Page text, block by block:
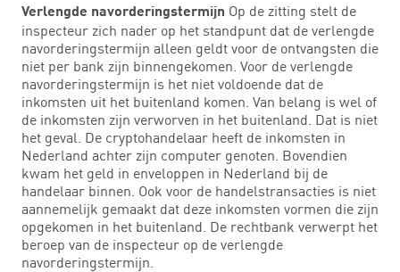
Verlengde navorderingstermijn Op de zitting stelt de
inspecteur zich nader op het standpunt dat de verlengde
navorderingstermijn alleen geldt voor de ontvangsten die
niet per bank zijn binnengekomen. Voor de verlengde
navorderingstermijn is het niet voldoende dat de
inkomsten uit het buitenland komen. Van belang is wel of
de inkomsten zijn verworven in het buitenland. Dat is niet
het geval. De cryptohandelaar heeft de inkomsten in
Nederland achter zijn computer genoten. Bovendien
kwam het geld in enveloppen in Nederland bij de
handelaar binnen. Ook voor de handelstransacties is niet
aannemelijk gemaakt dat deze inkomsten vormen die zijn
opgekomen in het buitenland. De rechtbank verwerpt het
beroep van de inspecteur op de verlengde
navorderingstermijn.